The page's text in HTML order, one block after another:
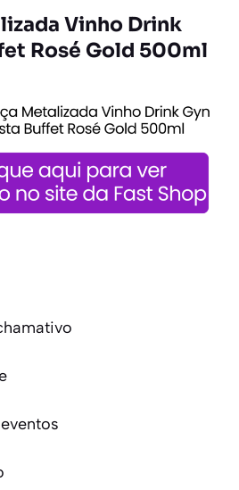
Vinho Drink
Rosé Gold 500ml